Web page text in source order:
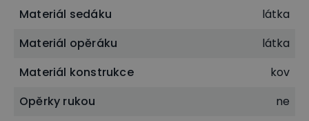
Materiál sedáku
látka
Materiál opěráku
látka
Materiál konstrukce
kov
Opěrky rukou
ne